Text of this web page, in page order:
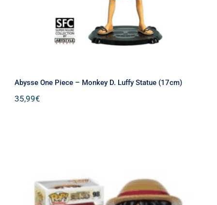
Abysse One Piece – Monkey D. Luffy Statue (17cm)
35,99€